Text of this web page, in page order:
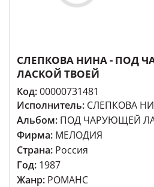
СЛЕПКОВА НИНА - ПОД
ЛАСКОЙ ТВОЕЙ
Код:00000731481
Исполнитель: СЛЕПКОВА
Альбом: ПОД ЧАРУЮЩЕЙ
Фирма: МЕЛОДИЯ
Страна: Россия
Год: 1987
Жанр: РОМАНС